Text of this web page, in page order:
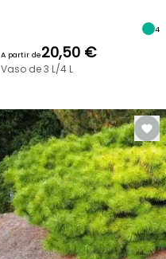
4
A partir de20,50 €
Vaso de 3 L/4 L